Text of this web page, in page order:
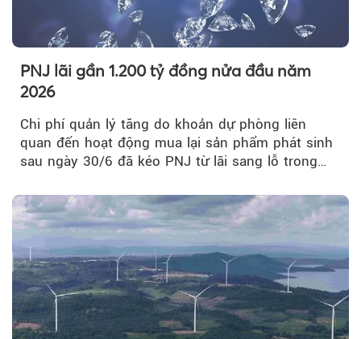
PNJ lãi gần 1.200 tỷ đồng nửa đầu năm
2026
Chi phí quản lý tăng do khoản dự phòng liên
quan đến hoạt động mua lại sản phẩm phát sinh
sau ngày 30/6 đã kéo PNJ từ lãi sang lỗ trong